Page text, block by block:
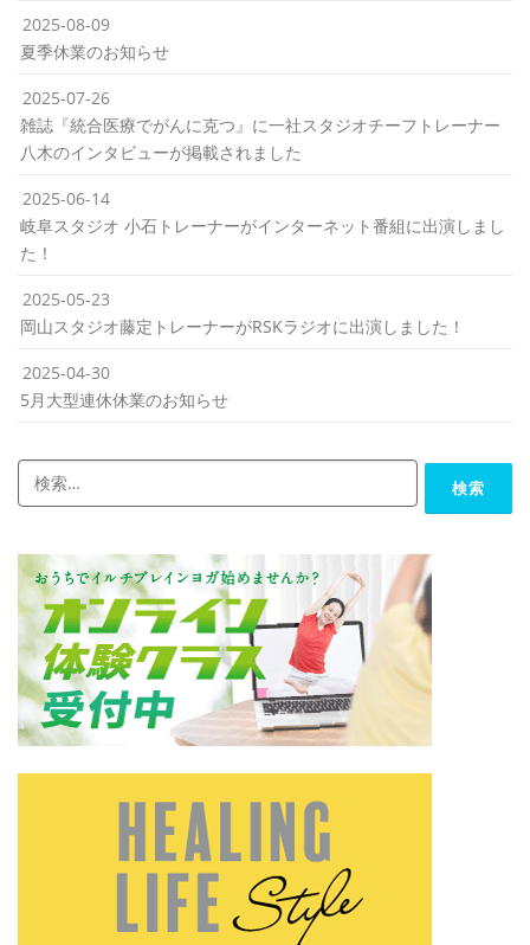
2025-08-09
夏季休業のお知らせ
2025-07-26
雑誌『統合医療でがんに克つ』に一社スタジオチーフトレーナー
八木のインタビューが掲載されました
2025-06-14
岐阜スタジオ 小石トレーナーがインターネット番組に出演しまし
た！
2025-05-23
岡山スタジオ藤定トレーナーがRSKラジオに出演しました！
2025-04-30
5月大型連休休業のお知らせ
検
索: